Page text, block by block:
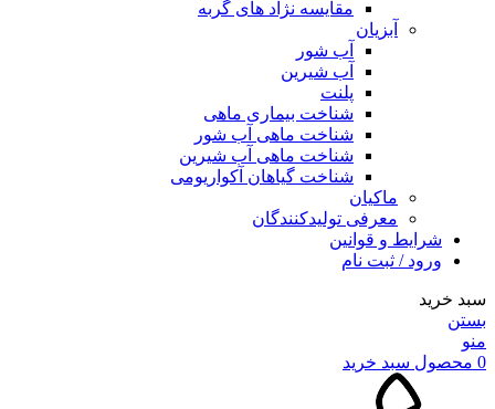
مقایسه نژاد های گربه
آبزیان
آب شور
آب شیرین
پلنت
شناخت بیماری ماهی
شناخت ماهی آب شور
شناخت ماهی آب شیرین
شناخت گیاهان آکواریومی
ماکیان
معرفی تولیدکنندگان
شرایط و قوانین
ورود / ثبت نام
سبد خرید
بستن
منو
0 محصول سبد خرید